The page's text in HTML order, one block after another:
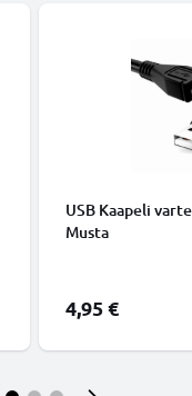
USB Kaapeli
Musta
4,95 €